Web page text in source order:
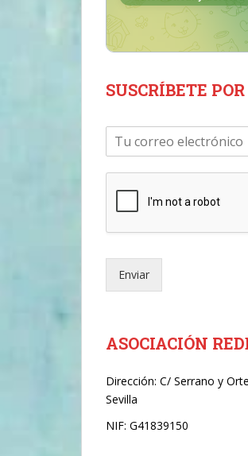
SUSCRÍBETE
C
e
e
t
n
i
o
*
Enviar
ASOCIACIÓN
Dirección: C/ Serrano y
Sevilla
NIF: G41839150